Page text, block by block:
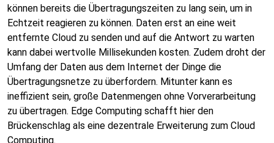
können bereits die Übertragungszeiten zu lang sein, um in
Echtzeit reagieren zu können. Daten erst an eine weit
entfernte Cloud zu senden und auf die Antwort zu warten
kann dabei wertvolle Millisekunden kosten. Zudem droht der
Umfang der Daten aus dem Internet der Dinge die
Übertragungsnetze zu überfordern. Mitunter kann es
ineffizient sein, große Datenmengen ohne Vorverarbeitung
zu übertragen. Edge Computing schafft hier den
Brückenschlag als eine dezentrale Erweiterung zum Cloud
Computing.